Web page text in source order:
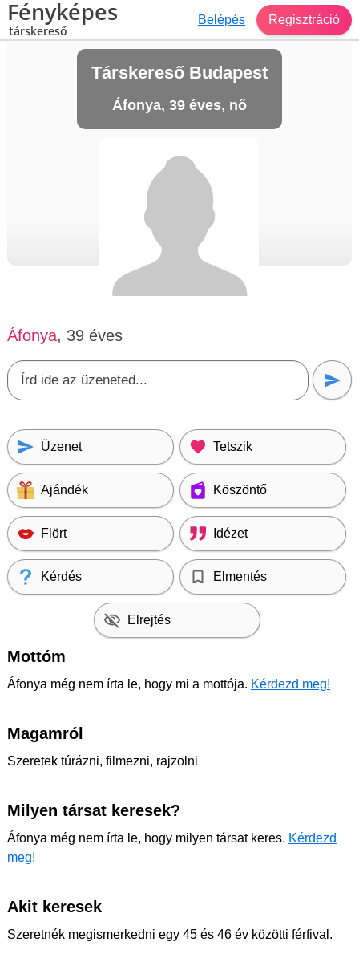
Fényképes
társkereső
Belépés Regisztráció
Társkereső Budapest
Áfonya, 39 éves, nő
Áfonya, 39 éves
Üzenet Tetszik
Ajándék Köszöntő
Flört Idézet
Kérdés Elmentés
Elrejtés
Mottóm
Áfonya még nem írta le, hogy mi a mottója. Kérdezd meg!
Magamról
Szeretek túrázni, filmezni, rajzolni
Milyen társat keresek?
Áfonya még nem írta le, hogy milyen társat keres. Kérdezd
meg!
Akit keresek
Szeretnék megismerkedni egy 45 és 46 év közötti férfival.